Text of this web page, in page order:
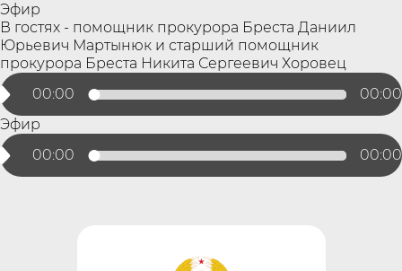
Эфир
В гостях - помощник прокурора Бреста Даниил
Юрьевич Мартынюк и старший помощник
прокурора Бреста Никита Сергеевич Хоровец
00:00
00:00
Эфир
00:00
00:00